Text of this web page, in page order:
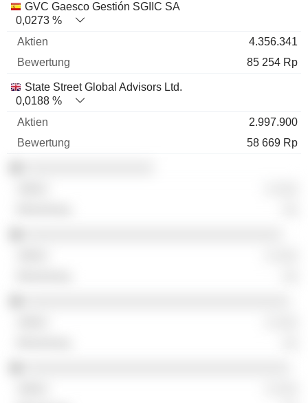
GVC Gaesco Gestión SGIIC SA
0,0273 %
4.356.341
85 254 Rp
State Street Global Advisors Ltd.
0,0188 %
2.997.900
58 669 Rp